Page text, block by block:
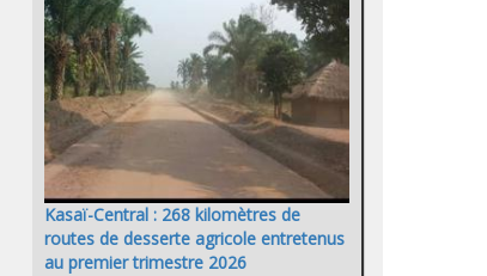
Kasaï-Central : 268 kilomètres de
routes de desserte agricole entretenus
au premier trimestre 2026